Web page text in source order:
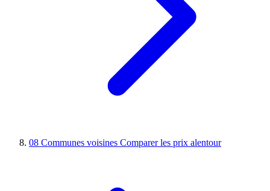
08 Communes voisines Comparer les prix alentour